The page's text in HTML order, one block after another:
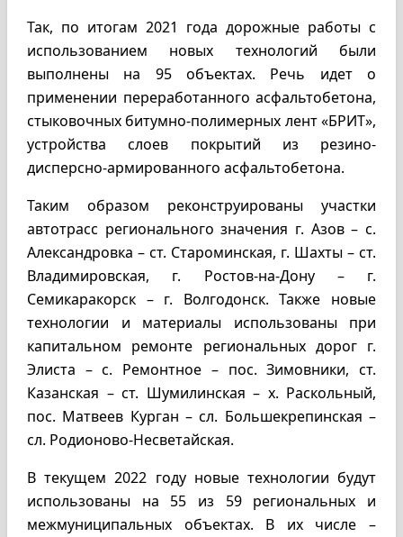
Так, по итогам 2021 года дорожные работы с
использованием новых технологий были
выполнены на 95 объектах. Речь идет о
применении переработанного асфальтобетона,
стыковочных битумно-полимерных лент «БРИТ»,
устройства слоев покрытий из резино-
дисперсно-армированного асфальтобетона.
Таким образом реконструированы участки
автотрасс регионального значения г. Азов – с.
Александровка – ст. Староминская, г. Шахты – ст.
Владимировская, г. Ростов-на-Дону – г.
Семикаракорск – г. Волгодонск. Также новые
технологии и материалы использованы при
капитальном ремонте региональных дорог г.
Элиста – с. Ремонтное – пос. Зимовники, ст.
Казанская – ст. Шумилинская – х. Раскольный,
пос. Матвеев Курган – сл. Большекрепинская –
сл. Родионово-Несветайская.
В текущем 2022 году новые технологии будут
использованы на 55 из 59 региональных и
межмуниципальных объектах. В их числе –